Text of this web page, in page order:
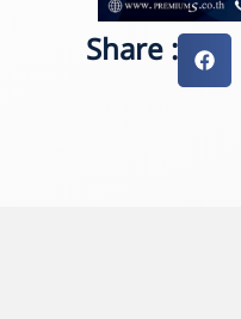
Share :